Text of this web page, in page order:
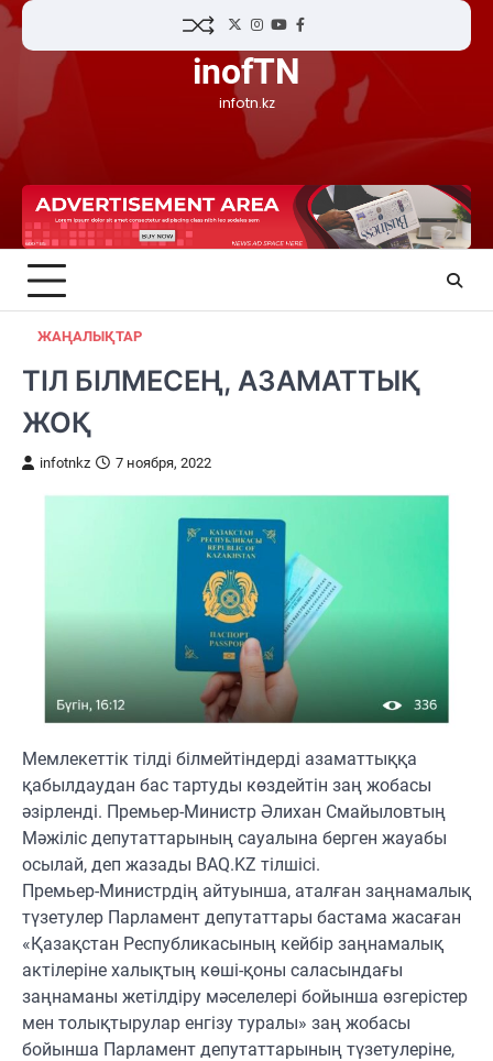
Skip
content
TwitterInstagram
YouTubeFacebook
inofTN
infotn.kz
ЖАҢАЛЫҚТАР
ТІЛ БІЛМЕСЕҢ, АЗАМАТТЫҚ
ЖОҚ
infotnkz 7 ноября, 2022
Мемлекеттік тілді білмейтіндерді азаматтыққа
қабылдаудан бас тартуды көздейтін заң жобасы
әзірленді. Премьер-Министр Әлихан Смайыловтың
Мәжіліс депутаттарының сауалына берген жауабы
осылай, деп жазады BAQ.KZ тілшісі.
Премьер-Министрдің айтуынша, аталған заңнамалық
түзетулер Парламент депутаттары бастама жасаған
«Қазақстан Республикасының кейбір заңнамалық
актілеріне халықтың көші-қоны саласындағы
заңнаманы жетілдіру мәселелері бойынша өзгерістер
мен толықтырулар енгізу туралы» заң жобасы
бойынша Парламент депутаттарының түзетулеріне,